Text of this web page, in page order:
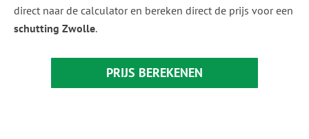
direct naar de calculator en bereken direct de prijs voor een
schutting Zwolle.
PRIJS BEREKENEN